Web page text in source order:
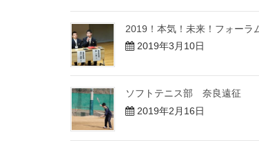
2019！本気！未来！フォーラ
2019年3月10日
ソフトテニス部 奈良遠征
2019年2月16日